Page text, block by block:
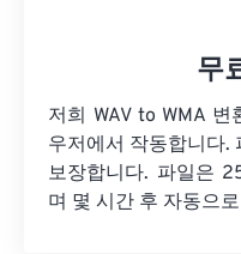
무
저희 WAV to WMA
우저에서 작동합니다.
보장합니다. 파일은
며 몇 시간 후 자동으